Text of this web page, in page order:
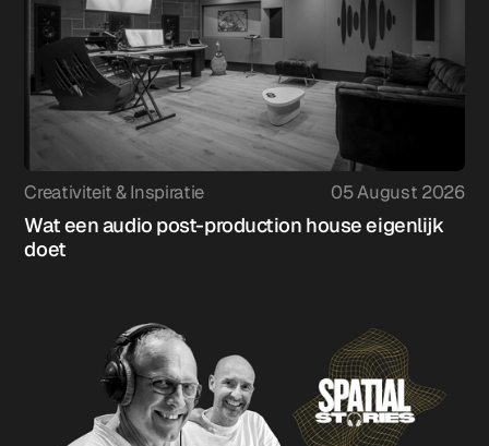
Creativiteit & Inspiratie 05 August 2026
Wat een audio post-production house eigenlijk
doet